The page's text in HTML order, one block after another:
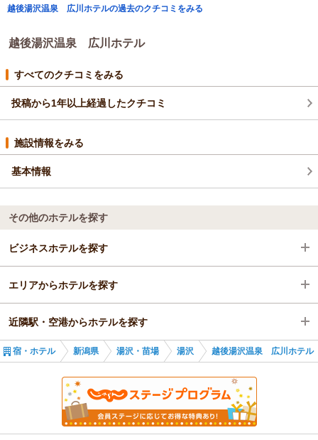
越後湯沢温泉 広川ホテルの過去のクチコミをみる
越後湯沢温泉 広川ホテル
すべてのクチコミをみる
投稿から1年以上経過したクチコミ
施設情報をみる
基本情報
その他のホテルを探す
ビジネスホテルを探す
新潟県
湯沢・苗場
湯沢
越後湯沢駅
エリアからホテルを探す
新潟県
湯沢・苗場
越後湯沢駅
近隣駅・空港からホテルを探す
越後湯沢駅
ガーラ湯沢駅
岩原スキー場前駅
宿・ホテル 新潟県 湯沢・苗場 湯沢 越後湯沢温泉 広川ホテル